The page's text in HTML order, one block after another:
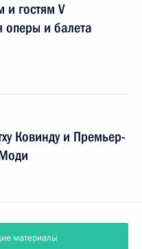
и гостям V
оперы и балета
Ковинду и Премьер-
материалы